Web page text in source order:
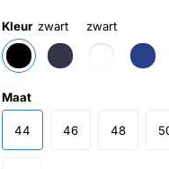
Kleur zwart zwart
Maat
44 46 48